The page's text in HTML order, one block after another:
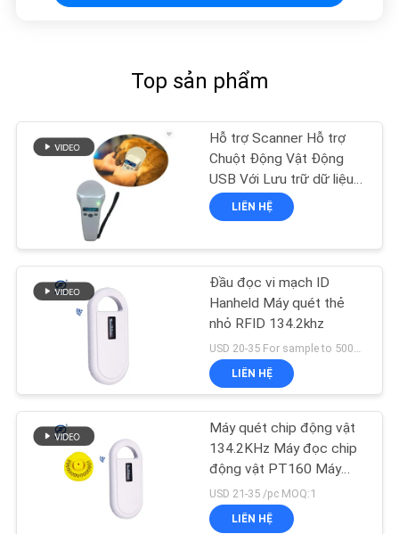
Top sản phẩm
Hỗ trợ Scanner Hỗ trợ
Chuột Động Vật Động
USB Với Lưu trữ dữ liệu
1000 Records
LIÊN HỆ
Đầu đọc vi mạch ID
Hanheld Máy quét thẻ
nhỏ RFID 134.2khz
LIÊN HỆ
Máy quét chip động vật
134.2KHz Máy đọc chip
động vật PT160 Máy
quét chip chó
USD 21-35 /pc MOQ:1
LIÊN HỆ